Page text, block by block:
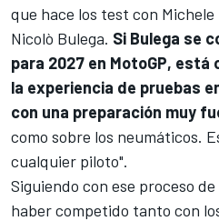
que hace los test con
Nicolò Bulega. Si Bulega se
para 2027 en MotoGP,
la experiencia de pruebas
con una preparación muy
como sobre los neumáticos.
cualquier piloto".
Siguiendo con ese proceso
haber competido tanto con